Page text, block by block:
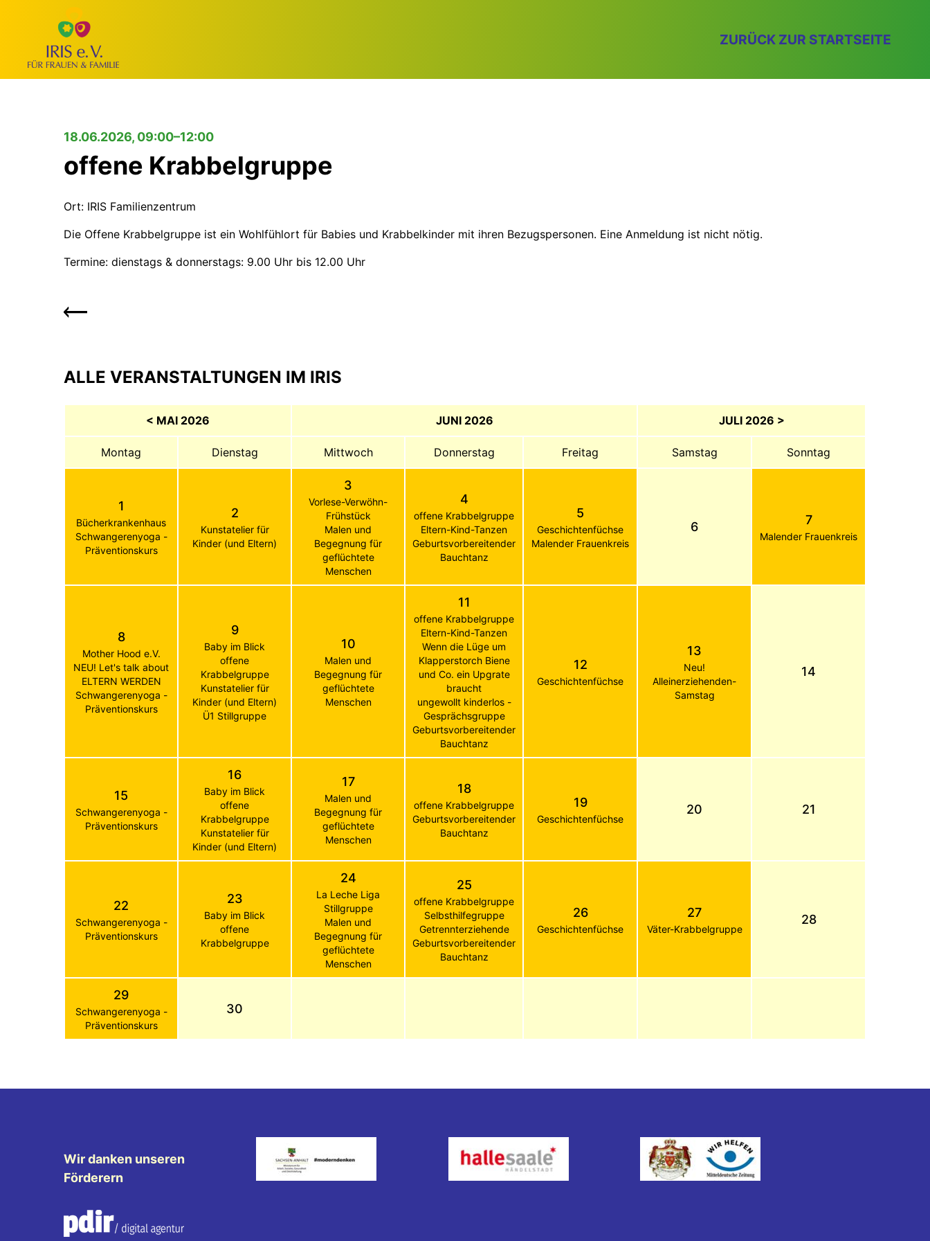
ZURÜCK ZUR STARTSEITE
18.06.2026, 09:00–12:00
offene Krabbelgruppe
Ort: IRIS Familienzentrum
Die Offene Krabbelgruppe ist ein Wohlfühlort für Babies und Krabbelkinder mit ihren Bezugspersonen. Eine Anmeldung ist nicht nötig.
Termine: dienstags & donnerstags: 9.00 Uhr bis 12.00 Uhr
ALLE VERANSTALTUNGEN IM IRIS
< MAI 2026 JUNI 2026 JULI 2026 >
Montag Dienstag Mittwoch Donnerstag Freitag Samstag Sonntag
1
Bücherkrankenhaus
Schwangerenyoga -
Präventionskurs
2
Kunstatelier für
Kinder (und Eltern)
3
Vorlese-Verwöhn-
Frühstück
Malen und
Begegnung für
geflüchtete
Menschen
4
offene Krabbelgruppe
Eltern-Kind-Tanzen
Geburtsvorbereitender
Bauchtanz
5
Geschichtenfüchse
Malender Frauenkreis
6 7
Malender Frauenkreis
8
Mother Hood e.V.
NEU! Let's talk about
ELTERN WERDEN
Schwangerenyoga -
Präventionskurs
9
Baby im Blick
offene
Krabbelgruppe
Kunstatelier für
Kinder (und Eltern)
Ü1 Stillgruppe
10
Malen und
Begegnung für
geflüchtete
Menschen
11
offene Krabbelgruppe
Eltern-Kind-Tanzen
Wenn die Lüge um
Klapperstorch Biene
und Co. ein Upgrate
braucht
ungewollt kinderlos -
Gesprächsgruppe
Geburtsvorbereitender
Bauchtanz
12
Geschichtenfüchse
13
Neu!
Alleinerziehenden-
Samstag
14
15
Schwangerenyoga -
Präventionskurs
16
Baby im Blick
offene
Krabbelgruppe
Kunstatelier für
Kinder (und Eltern)
17
Malen und
Begegnung für
geflüchtete
Menschen
18
offene Krabbelgruppe
Geburtsvorbereitender
Bauchtanz
19
Geschichtenfüchse
20 21
22
Schwangerenyoga -
Präventionskurs
23
Baby im Blick
offene
Krabbelgruppe
24
La Leche Liga
Stillgruppe
Malen und
Begegnung für
geflüchtete
Menschen
25
offene Krabbelgruppe
Selbsthilfegruppe
Getrennterziehende
Geburtsvorbereitender
Bauchtanz
26
Geschichtenfüchse
27
Väter-Krabbelgruppe
28
29
Schwangerenyoga -
Präventionskurs
30
Wir danken unseren
Förderern